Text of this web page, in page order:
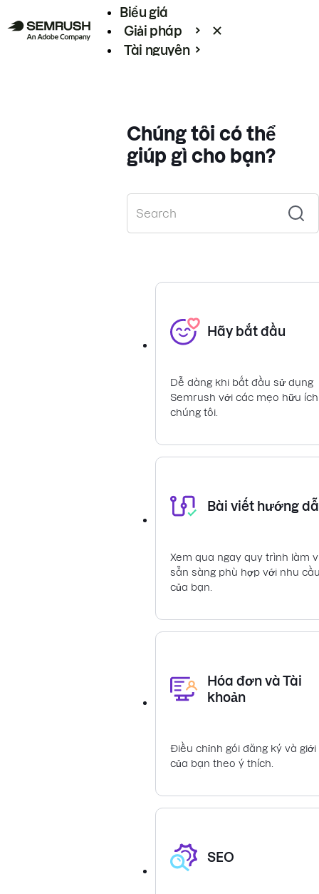
Biểu giá
Giải pháp
Tài nguyên
Chúng tôi có thể
giúp gì cho bạn?
Hãy bắt đầu
Dễ dàng khi bắt đầu sử dụng
Semrush với các mẹo hữu
chúng tôi.
Bài viết hướng
Xem qua ngay quy trình làm
sẵn sàng phù hợp với nhu
của bạn.
Hóa đơn và Tài
khoản
Điều chỉnh gói đăng ký và giới
của bạn theo ý thích.
SEO